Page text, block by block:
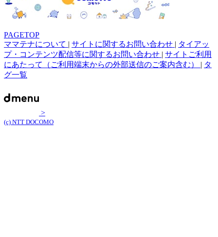
PAGETOP
ママテナについて | サイトに関するお問い合わせ | タイアッ
プ・コンテンツ配信等に関するお問い合わせ | サイトご利用
にあたって（ご利用端末からの外部送信のご案内含む） | タ
グ一覧
>
(c) NTT DOCOMO